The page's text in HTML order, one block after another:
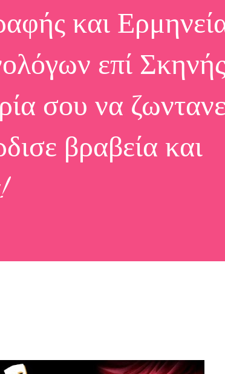
και
επί
σου να
βραβεία και